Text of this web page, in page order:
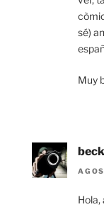
sé)
Muy